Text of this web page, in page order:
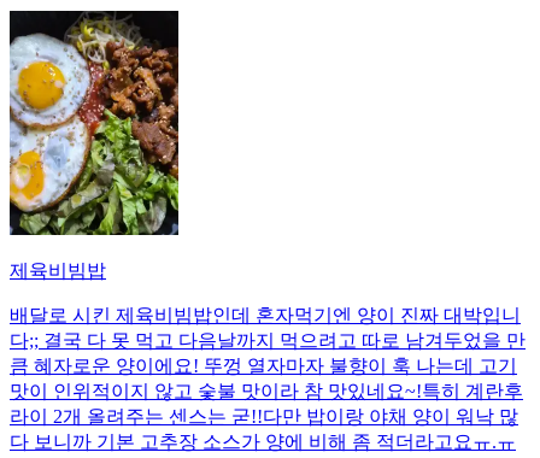
제육비빔밥
배달로 시킨 제육비빔밥인데 혼자먹기엔 양이 진짜 대박입니
다;; 결국 다 못 먹고 다음날까지 먹으려고 따로 남겨두었을 만
큼 혜자로운 양이에요! 뚜껑 열자마자 불향이 훅 나는데 고기
맛이 인위적이지 않고 숯불 맛이라 참 맛있네요~!특히 계란후
라이 2개 올려주는 센스는 굳!! ​다만 밥이랑 야채 양이 워낙 많
다 보니까 기본 고추장 소스가 양에 비해 좀 적더라고요ㅠ.ㅠ